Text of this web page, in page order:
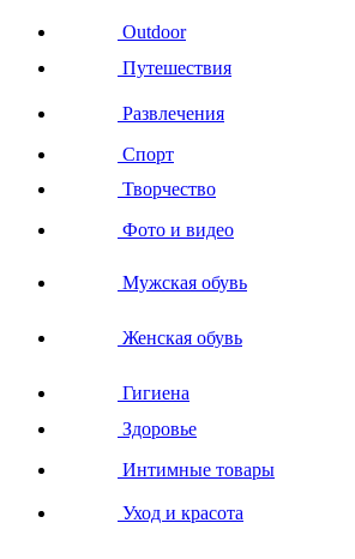
Outdoor
Путешествия
Развлечения
Спорт
Творчество
Фото и видео
Мужская обувь
Женская обувь
Гигиена
Здоровье
Интимные товары
Уход и красота